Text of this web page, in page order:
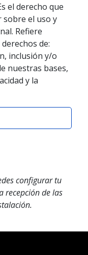
el derecho que
sobre el uso y
Refiere
de:
inclusión y/o
nuestras bases,
y la
configurar tu
recepción de las